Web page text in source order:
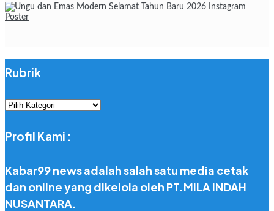
Rubrik
Rubrik
Profil Kami :
Kabar99 news adalah salah satu media cetak
dan online yang dikelola oleh PT.MILA INDAH
NUSANTARA.